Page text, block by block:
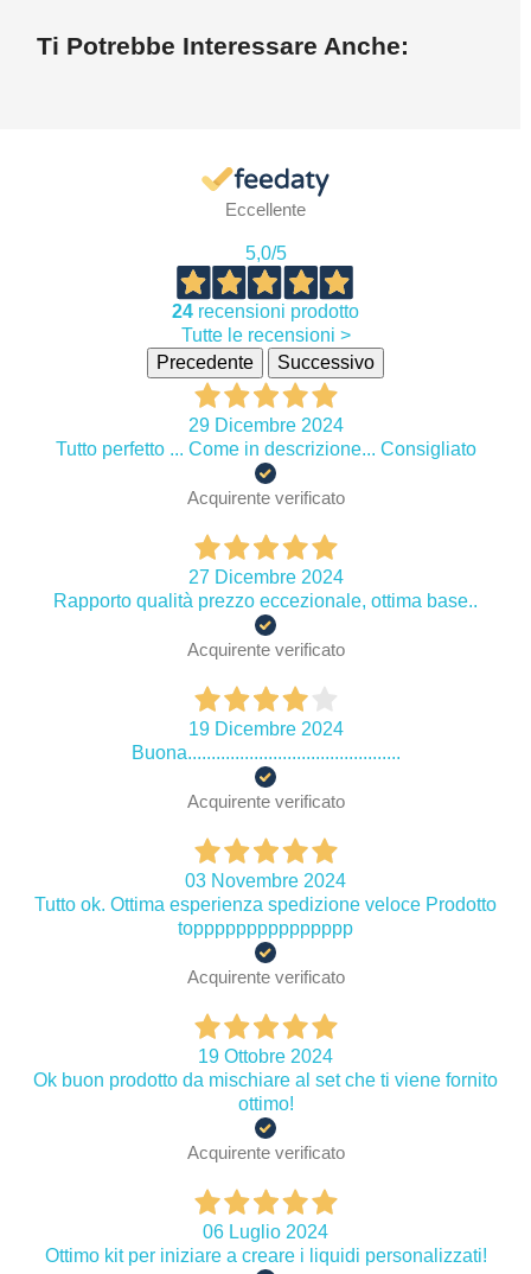
Ti Potrebbe Interessare Anche:
Eccellente
5,0/5
24 recensioni prodotto
Tutte le recensioni >
Precedente
Successivo
29 Dicembre 2024
Tutto perfetto ... Come in descrizione... Consigliato
Acquirente verificato
27 Dicembre 2024
Rapporto qualità prezzo eccezionale, ottima base..
Acquirente verificato
19 Dicembre 2024
Buona.............................................
Acquirente verificato
03 Novembre 2024
Tutto ok. Ottima esperienza spedizione veloce Prodotto
toppppppppppppppp
Acquirente verificato
19 Ottobre 2024
Ok buon prodotto da mischiare al set che ti viene fornito
ottimo!
Acquirente verificato
06 Luglio 2024
Ottimo kit per iniziare a creare i liquidi personalizzati!